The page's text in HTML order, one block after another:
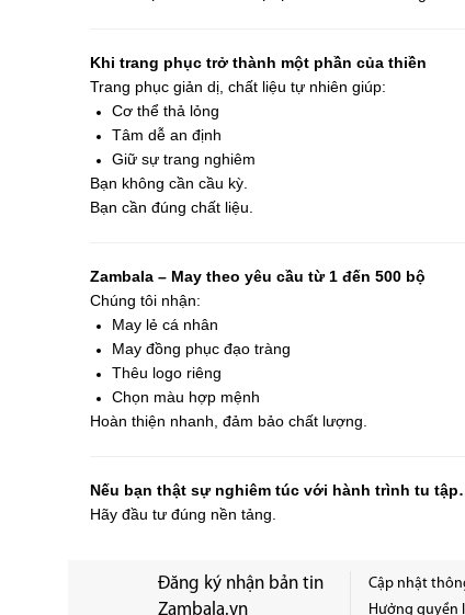
Khi trang phục trở thành một phần của thiền
Trang phục giản dị, chất liệu tự nhiên giúp:
Cơ thể thả lỏng
Tâm dễ an định
Giữ sự trang nghiêm
Bạn không cần cầu kỳ.
Bạn cần đúng chất liệu.
Zambala – May theo yêu cầu từ 1 đến 500 bộ
Chúng tôi nhận:
May lẻ cá nhân
May đồng phục đạo tràng
Thêu logo riêng
Chọn màu hợp mệnh
Hoàn thiện nhanh, đảm bảo chất lượng.
Nếu bạn thật sự nghiêm túc với hành trình tu
Hãy đầu tư đúng nền tảng.
Đăng ký nhận bản tin
Zambala.vn
Cập nhật
Hưởng quyền